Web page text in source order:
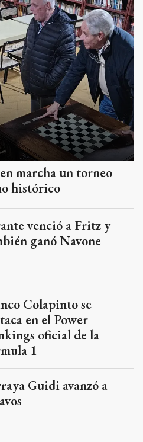
marcha un torneo
histórico
venció a Fritz y
ganó Navone
Colapinto se
en el Power
oficial de la
1
Guidi avanzó a